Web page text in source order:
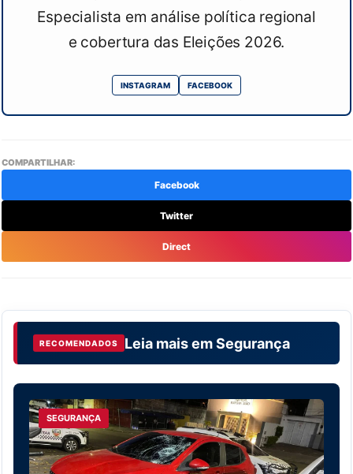
Especialista em análise política regional
e cobertura das Eleições 2026.
INSTAGRAM FACEBOOK
COMPARTILHAR:
Facebook
Twitter
Direct
RECOMENDADOS Leia mais emSegurança
SEGURANÇA